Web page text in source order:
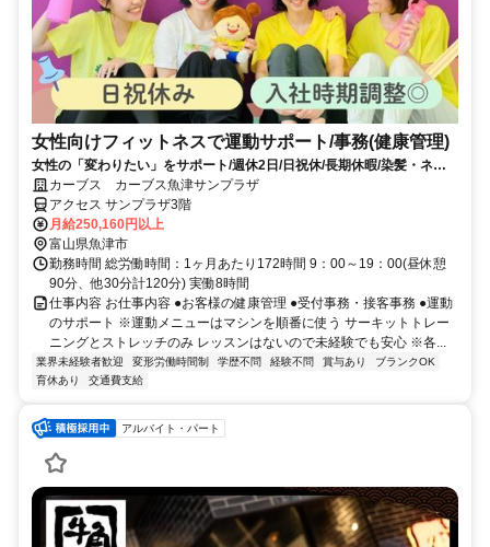
女性向けフィットネスで運動サポート/事務(健康管理)
女性の「変わりたい」をサポート/週休2日/日祝休/長期休暇/染髪・ネイ
ルOK※規定内
カーブス カーブス魚津サンプラザ
アクセス サンプラザ3階
月給250,160円以上
富山県魚津市
勤務時間 総労働時間：1ヶ月あたり172時間 9：00～19：00(昼休憩
90分、他30分計120分) 実働8時間
仕事内容 お仕事内容 ●お客様の健康管理 ●受付事務・接客事務 ●運動
のサポート ※運動メニューはマシンを順番に使う サーキットトレー
ニングとストレッチのみ レッスンはないので未経験でも安心 ※各...
業界未経験者歓迎 変形労働時間制 学歴不問 経験不問 賞与あり
ブランクOK
育休あり
交通費支給
アルバイト・パート